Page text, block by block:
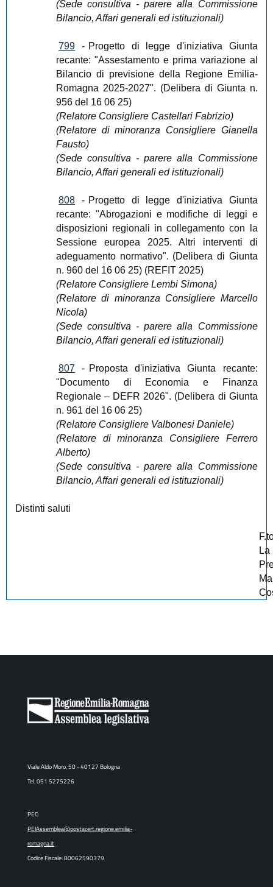
(Sede consultiva - parere alla Commissione
Bilancio, Affari generali ed istituzionali)
799 - Progetto di legge d'iniziativa Giunta
recante: "Assestamento e prima variazione al
Bilancio di previsione della Regione Emilia-
Romagna 2025-2027". (Delibera di Giunta n.
956 del 16 06 25)
(Relatore Consigliere Castellari Fabrizio)
(Relatore di minoranza Consigliere Gianella
Fausto)
(Sede consultiva - parere alla Commissione
Bilancio, Affari generali ed istituzionali)
808 - Progetto di legge d'iniziativa Giunta
recante: "Abrogazioni e modifiche di leggi e
disposizioni regionali in collegamento con la
Sessione europea 2025. Altri interventi di
adeguamento normativo". (Delibera di Giunta
n. 960 del 16 06 25) (REFIT 2025)
(Relatore Consigliere Lembi Simona)
(Relatore di minoranza Consigliere Marcello
Nicola)
(Sede consultiva - parere alla Commissione
Bilancio, Affari generali ed istituzionali)
807 - Proposta d'iniziativa Giunta recante:
"Documento di Economia e Finanza
Regionale – DEFR 2026". (Delibera di Giunta
n. 961 del 16 06 25)
(Relatore Consigliere Valbonesi Daniele)
(Relatore di minoranza Consigliere Ferrero
Alberto)
(Sede consultiva - parere alla Commissione
Bilancio, Affari generali ed istituzionali)
Distinti saluti
La
Viale Aldo Moro, 50 - 40127 Bologna
Tel. 051 5275226
PEC:
PEIAssemblea@postacert.regione.emilia-
romagna.it
Codice Fiscale: 80062590379